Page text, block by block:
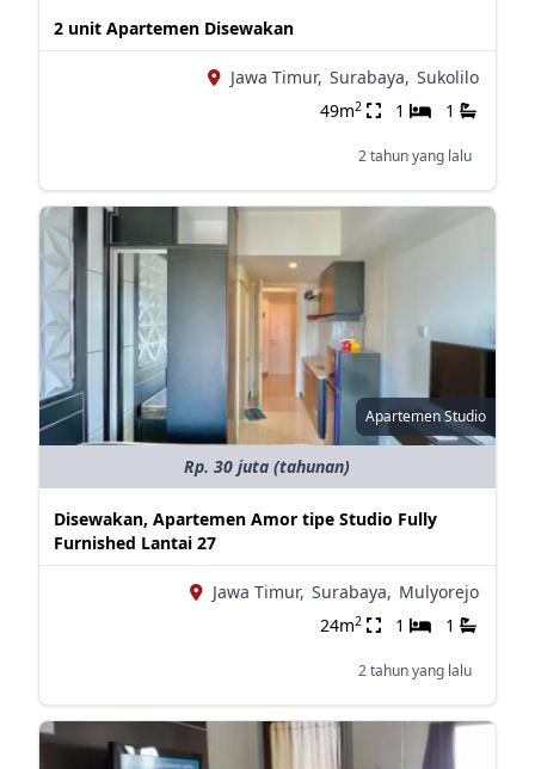
2 unit Apartemen Disewakan
Jawa Timur, Surabaya, Sukolilo
49m2 1 1
2 tahun yang lalu
Apartemen Studio
Rp. 30 juta (tahunan)
Disewakan, Apartemen Amor tipe Studio Fully
Furnished Lantai 27
Jawa Timur, Surabaya, Mulyorejo
24m2 1 1
2 tahun yang lalu